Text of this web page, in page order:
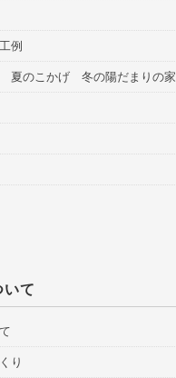
例
のこかげ 冬の陽だまりの家
いて
り